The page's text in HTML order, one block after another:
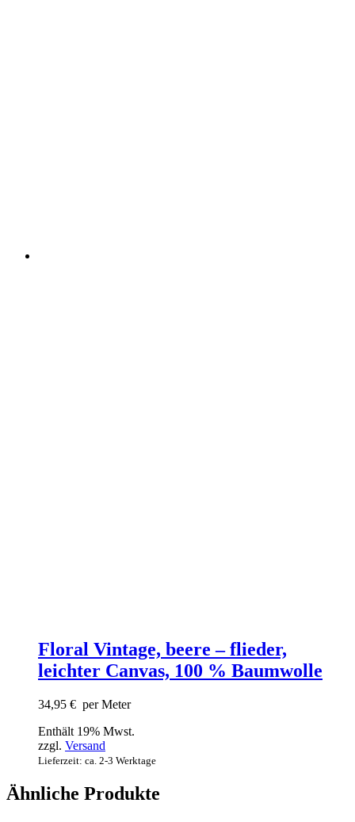
Floral Vintage, beere – flieder,
leichter Canvas, 100 % Baumwolle
34,95 € per Meter
Enthält 19% Mwst.
zzgl. Versand
Lieferzeit: ca. 2-3 Werktage
Ähnliche Produkte